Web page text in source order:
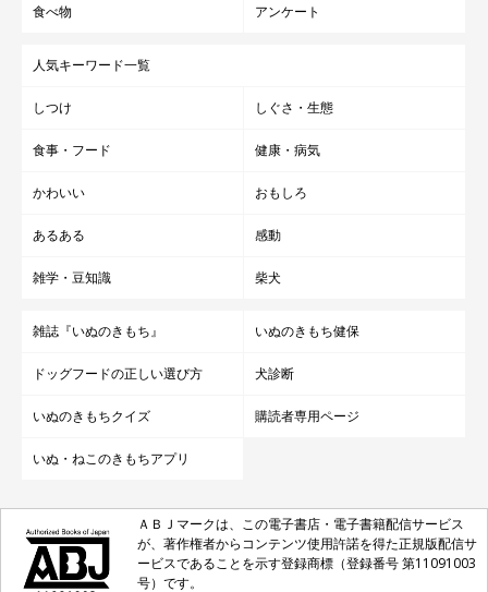
食べ物 アンケート
人気キーワード一覧
しつけ しぐさ・生態
食事・フード 健康・病気
かわいい おもしろ
あるある 感動
雑学・豆知識 柴犬
雑誌『いぬのきもち』 いぬのきもち健保
ドッグフードの正しい選び方 犬診断
いぬのきもちクイズ 購読者専用ページ
いぬ・ねこのきもちアプリ
ＡＢＪマークは、この電子書店・電子書籍配信サービス
が、著作権者からコンテンツ使用許諾を得た正規版配信サ
ービスであることを示す登録商標（登録番号 第11091003
号）です。